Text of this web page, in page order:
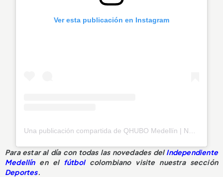
Ver esta publicación en Instagram
Para estar al día con todas las novedades delIndependiente
Medellínen el fútbol colombiano visite nuestra sección
Deportes.